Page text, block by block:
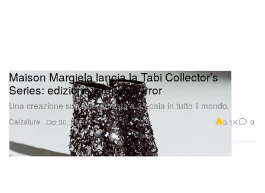
Calzature
Maison Margiela lancia la Tabi Collector’s
Series: edizione Broken Mirror
Una creazione surreale, limitata a 25 paia in tutto il mondo.
Oct 30, 2025 5.1K 0